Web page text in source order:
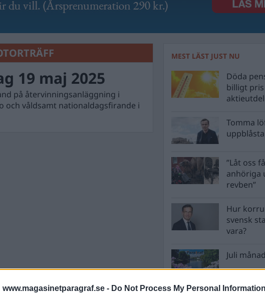
www.magasinetparagraf.se - Do Not Process My Personal Information
19 maj 2025
på återvinningsanläggning i
och våldsamt nationaldagsfirande i
MEST LÄST JUST NU
Döda
billigt
Tomma
”Låt oss
anhöriga
revben”
Hur
svensk
vara?
Juli